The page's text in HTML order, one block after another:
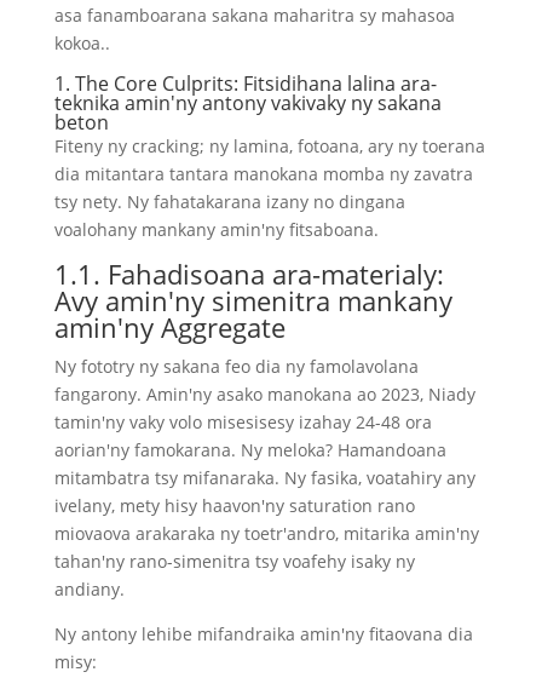
asa fanamboarana sakana maharitra sy mahasoa
kokoa..
1. The Core Culprits: Fitsidihana lalina ara-
teknika amin'ny antony vakivaky ny sakana
beton
Fiteny ny cracking; ny lamina, fotoana, ary ny toerana
dia mitantara tantara manokana momba ny zavatra
tsy nety. Ny fahatakarana izany no dingana
voalohany mankany amin'ny fitsaboana.
1.1. Fahadisoana ara-materialy:
Avy amin'ny simenitra mankany
amin'ny Aggregate
Ny fototry ny sakana feo dia ny famolavolana
fangarony. Amin'ny asako manokana ao 2023, Niady
tamin'ny vaky volo misesisesy izahay 24-48 ora
aorian'ny famokarana. Ny meloka? Hamandoana
mitambatra tsy mifanaraka. Ny fasika, voatahiry any
ivelany, mety hisy haavon'ny saturation rano
miovaova arakaraka ny toetr'andro, mitarika amin'ny
tahan'ny rano-simenitra tsy voafehy isaky ny
andiany.
Ny antony lehibe mifandraika amin'ny fitaovana dia
misy: